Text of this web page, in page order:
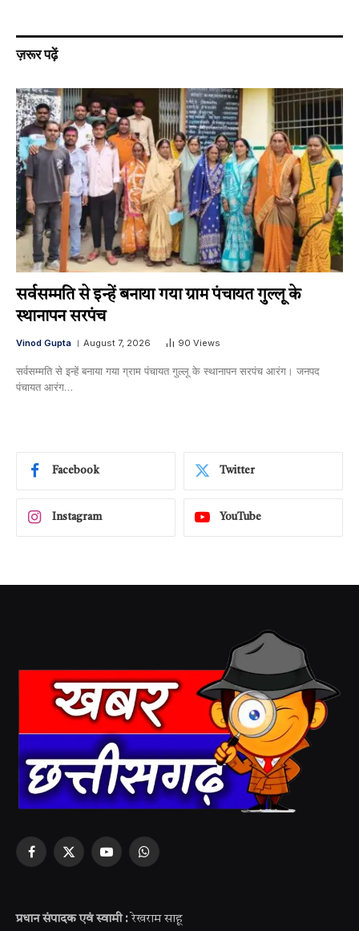
ज़रूर पढ़ें
सर्वसम्मति से इन्हें बनाया गया ग्राम पंचायत गुल्लू के
स्थानापन सरपंच
Vinod Gupta August 7, 2026 90 Views
सर्वसम्मति से इन्हें बनाया गया ग्राम पंचायत गुल्लू के स्थानापन सरपंच आरंग। जनपद
पंचायत आरंग…
Facebook Twitter
Instagram YouTube
Facebook
X
YouTubeWhatsApp
प्रधान संपादक एवं स्वामी : रेखराम साहू